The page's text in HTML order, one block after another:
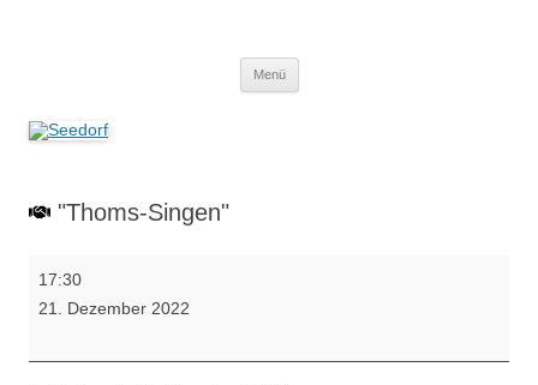
Menü
"Thoms-Singen"
17:30
21. Dezember 2022